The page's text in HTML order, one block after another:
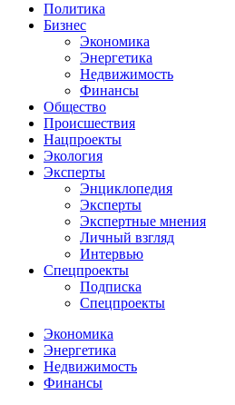
Политика
Бизнес
Экономика
Энергетика
Недвижимость
Финансы
Общество
Происшествия
Нацпроекты
Экология
Эксперты
Энциклопедия
Эксперты
Экспертные мнения
Личный взгляд
Интервью
Спецпроекты
Подписка
Спецпроекты
Экономика
Энергетика
Недвижимость
Финансы